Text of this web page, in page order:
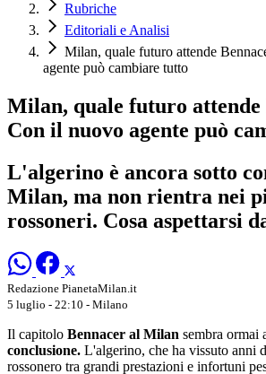
Rubriche
Editoriali e Analisi
Milan, quale futuro attende
agente può cambiare tutto
Milan, quale futuro attende
Con il nuovo agente può
L'algerino è ancora sotto
Milan, ma non rientra nei
rossoneri. Cosa aspettarsi
Redazione PianetaMilan.it
5 luglio - 22:10 - Milano
Il capitolo Bennacer al Milan sembra ormai
conclusione. L'algerino, che ha vissuto anni
rossonero tra grandi prestazioni e infortuni